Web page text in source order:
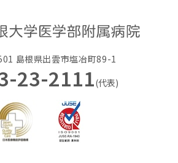
島根県出雲市塩冶町89-1
23-2111(代表)